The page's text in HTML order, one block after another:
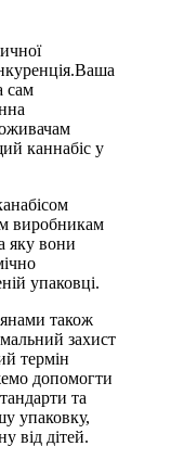
сам
каннабіс у
виробникам
яку вони
упаковці.
також
захист
термін
допомогти
та
упаковку,
від дітей.